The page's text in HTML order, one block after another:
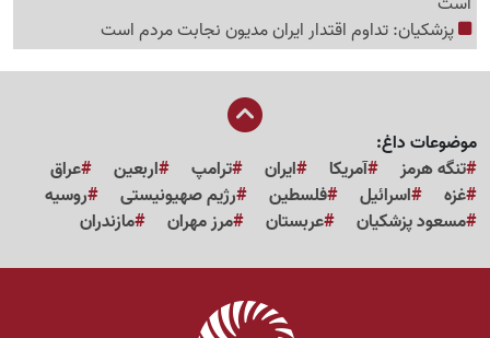
پزشکیان: تداوم اقتدار ایران مدیون نجابت مردم است
موضوعات داغ:
تنگه هرمز
آمریکا ایران ترامپ اربعین
عراق
غزه
اسرائیل فلسطین رژیم صهیونیستی
روسیه
مسعود پزشکیان
عربستان مرز مهران مازندران